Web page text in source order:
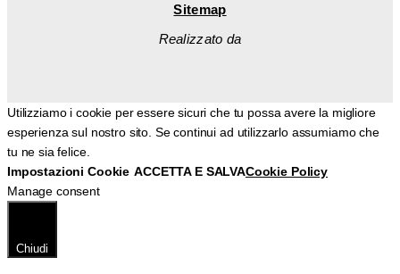
Sitemap
Realizzato da
Utilizziamo i cookie per essere sicuri che tu possa avere la migliore
esperienza sul nostro sito. Se continui ad utilizzarlo assumiamo che
tu ne sia felice.
Impostazioni Cookie ACCETTA E SALVACookie Policy
Manage consent
Chiudi